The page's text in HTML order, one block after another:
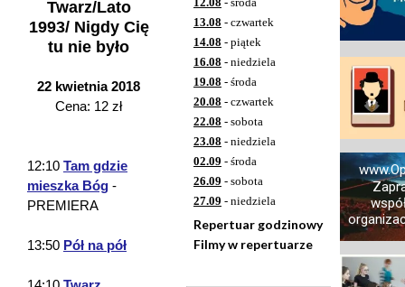
Twarz/Lato
1993/ Nigdy Cię
tu nie było
22 kwietnia 2018
Cena: 12 zł
12:10 Tam gdzie
mieszka Bóg -
PREMIERA
13:50 Pół na pół
13.08 - czwartek
14.08 - piątek
16.08 - niedziela
19.08 - środa
20.08 - czwartek
22.08 - sobota
23.08 - niedziela
02.09 - środa
26.09 - sobota
27.09 - niedziela
Repertuar godzinowy
Filmy w repertuarze